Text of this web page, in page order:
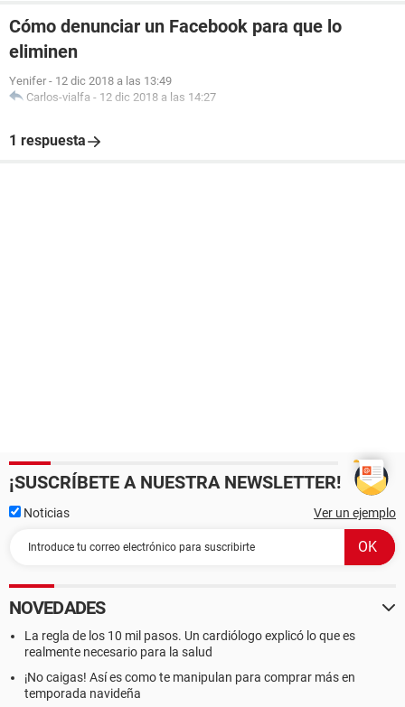
Cómo denunciar un Facebook para que lo
eliminen
Yenifer - 12 dic 2018 a las 13:49
Carlos-vialfa - 12 dic 2018 a las 14:27
1 respuesta
¡SUSCRÍBETE A NUESTRA NEWSLETTER!
Noticias Ver un ejemplo
NOVEDADES
La regla de los 10 mil pasos. Un cardiólogo explicó lo que es
realmente necesario para la salud
¡No caigas! Así es como te manipulan para comprar más en
temporada navideña